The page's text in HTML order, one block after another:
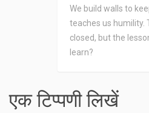
We build walls to
teaches us humility.
closed, but the
learn?
एक टिप्पणी लिखें